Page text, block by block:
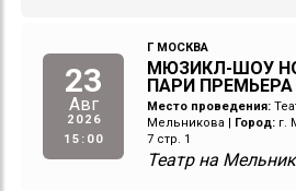
23
Авг
2026
15:00
Г МОСКВА
МЮЗИКЛ-ШОУ
ПАРИ ПРЕМЬЕРА
Место проведения:
Мельникова
Город: г.
7 стр. 1
Театр на